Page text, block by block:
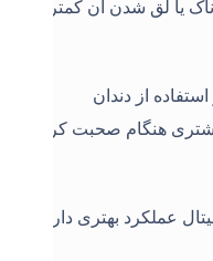
یا لق شدن آن کمتر
از دندان
هنگام صحبت کردن
عملکرد بهتری دارد.